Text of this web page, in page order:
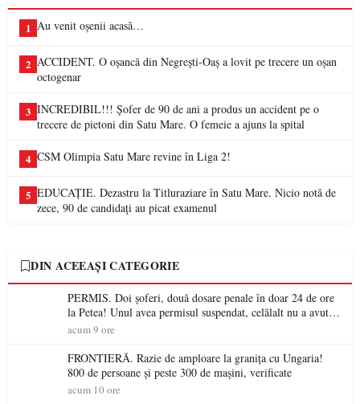
1 Au venit oșenii acasă…
2 ACCIDENT. O oșancă din Negrești-Oaș a lovit pe trecere un oșan
octogenar
3 INCREDIBIL!!! Șofer de 90 de ani a produs un accident pe o
trecere de pietoni din Satu Mare. O femeie a ajuns la spital
4 CSM Olimpia Satu Mare revine în Liga 2!
5 EDUCAȚIE. Dezastru la Titluraziare în Satu Mare. Nicio notă de
zece, 90 de candidați au picat examenul
DIN ACEEAȘI CATEGORIE
PERMIS. Doi șoferi, două dosare penale în doar 24 de ore
la Petea! Unul avea permisul suspendat, celălalt nu a avut
niciodată permis
acum 9 ore
FRONTIERĂ. Razie de amploare la granița cu Ungaria!
800 de persoane și peste 300 de mașini, verificate
acum 10 ore